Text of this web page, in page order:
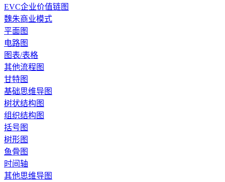
EVC企业价值链图
魏朱商业模式
平面图
电路图
图表/表格
其他流程图
甘特图
基础思维导图
树状结构图
组织结构图
括号图
树形图
鱼骨图
时间轴
其他思维导图